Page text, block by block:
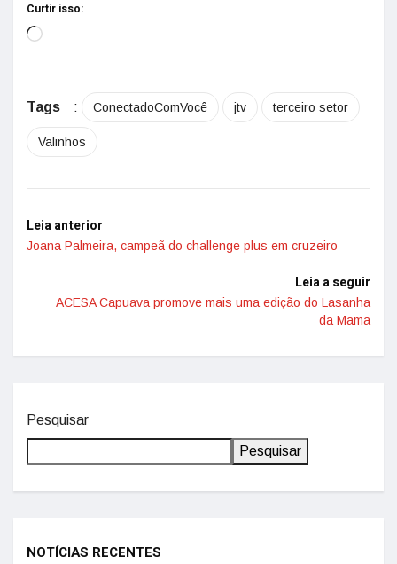
Curtir isso:
Tags : ConectadoComVocê jtv terceiro setor
Valinhos
Leia anterior
Joana Palmeira, campeã do challenge plus em cruzeiro
Leia a seguir
ACESA Capuava promove mais uma edição do Lasanha
da Mama
Pesquisar
Pesquisar
NOTÍCIAS RECENTES